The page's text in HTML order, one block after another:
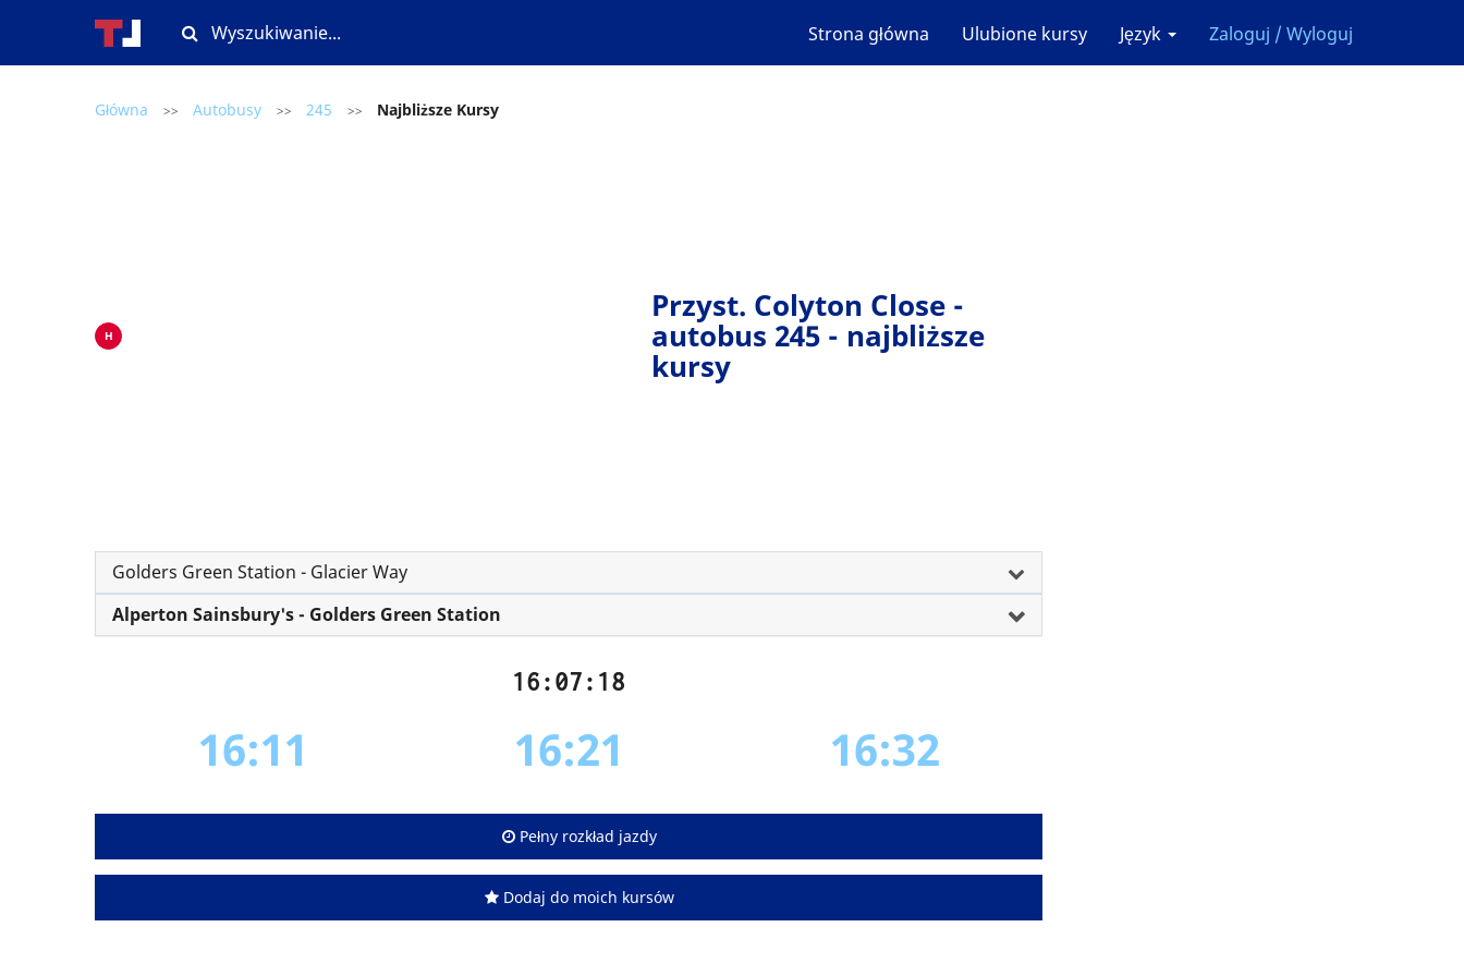
Strona główna Ulubione kursy Język Zaloguj / Wyloguj
Główna >> Autobusy >> 245 >> Najbliższe Kursy
H
Przyst. Colyton Close -
autobus 245 - najbliższe
kursy
Golders Green Station - Glacier Way
Alperton Sainsbury's - Golders Green Station
16:07:18
16:11 16:21 16:32
Pełny rozkład jazdy
Dodaj do moich kursów